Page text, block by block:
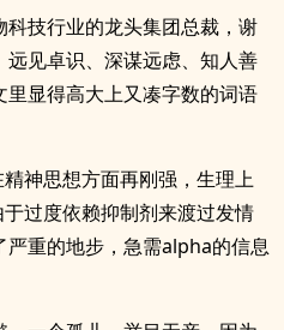
技行业的龙头集团总裁，谢
见卓识、深谋远虑、知人善
显得高大上又凑字数的词语
神思想方面再刚强，生理上
过度依赖抑制剂来渡过发情
重的地步，急需alpha的信息